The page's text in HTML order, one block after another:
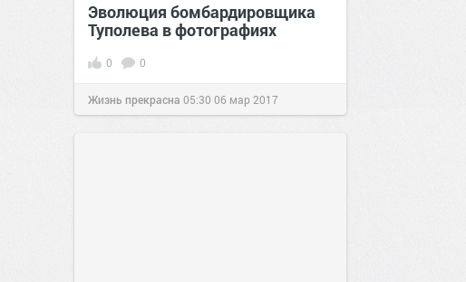
Эволюция бомбардировщика
Туполева в фотографиях
0 0
Жизнь прекрасна 05:30 06 мар 2017